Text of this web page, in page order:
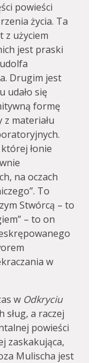
powieści
życia. Ta
z użyciem
jest praski
Drugim jest
udało się
formę
materiału
łonie
na oczach
To
Stwórcą – to
– to on
w
w Odkryciu
sług, a raczej
powieści
zaskakująca,
Mulischa jest